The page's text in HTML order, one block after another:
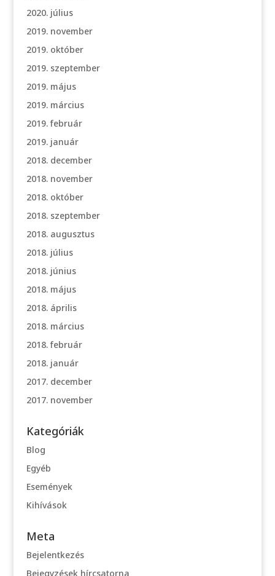
2020. július
2019. november
2019. október
2019. szeptember
2019. május
2019. március
2019. február
2019. január
2018. december
2018. november
2018. október
2018. szeptember
2018. augusztus
2018. július
2018. június
2018. május
2018. április
2018. március
2018. február
2018. január
2017. december
2017. november
Kategóriák
Blog
Egyéb
Események
Kihívások
Meta
Bejelentkezés
Bejegyzések hírcsatorna